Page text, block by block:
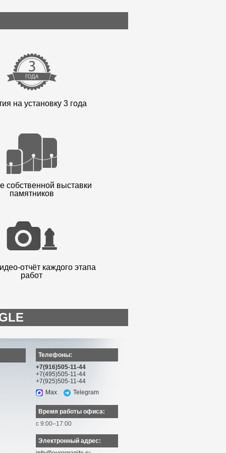
на установку 3 года
собственной выставки
памятников
отчёт каждого этапа
работ
Телефоны:
+7(916)505-11-44
+7(495)505-11-44
+7(925)505-11-44
Max
Telegram
Время работы офиса:
с 9:00–17:00
Электронный адрес: